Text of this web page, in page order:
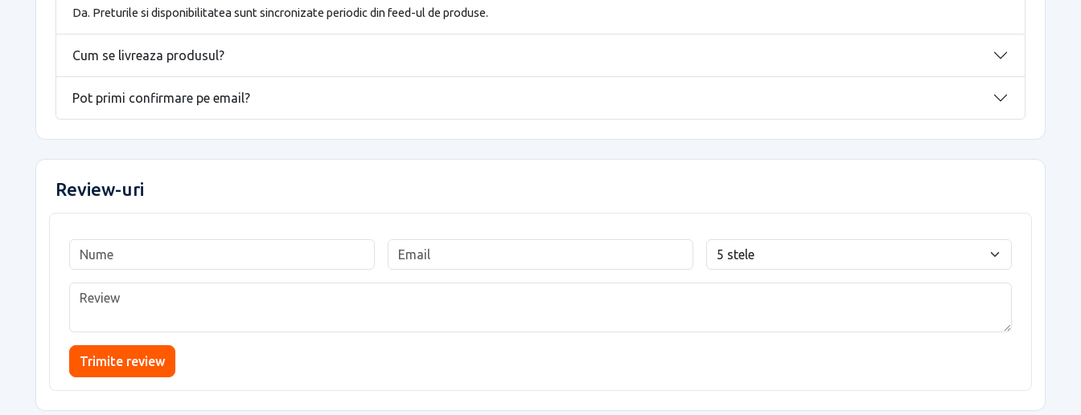
Da. Preturile si disponibilitatea sunt sincronizate periodic din feed-ul de produse.
Cum se livreaza produsul?
Pot primi confirmare pe email?
Review-uri
Trimite review